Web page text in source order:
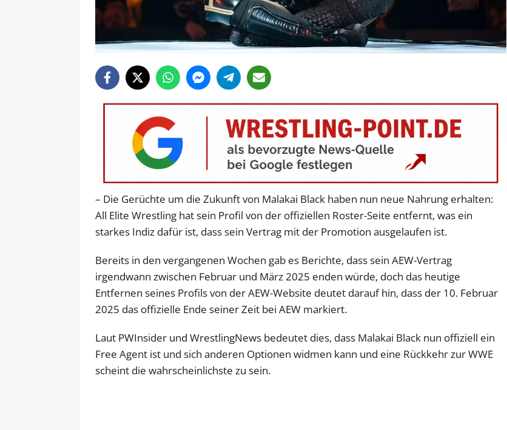
– Die Gerüchte um die Zukunft von Malakai Black haben nun neue Nahrung erhalten:
All Elite Wrestling hat sein Profil von der offiziellen Roster-Seite entfernt, was ein
starkes Indiz dafür ist, dass sein Vertrag mit der Promotion ausgelaufen ist.
Bereits in den vergangenen Wochen gab es Berichte, dass sein AEW-Vertrag
irgendwann zwischen Februar und März 2025 enden würde, doch das heutige
Entfernen seines Profils von der AEW-Website deutet darauf hin, dass der 10. Februar
2025 das offizielle Ende seiner Zeit bei AEW markiert.
Laut PWInsider und WrestlingNews bedeutet dies, dass Malakai Black nun offiziell ein
Free Agent ist und sich anderen Optionen widmen kann und eine Rückkehr zur WWE
scheint die wahrscheinlichste zu sein.